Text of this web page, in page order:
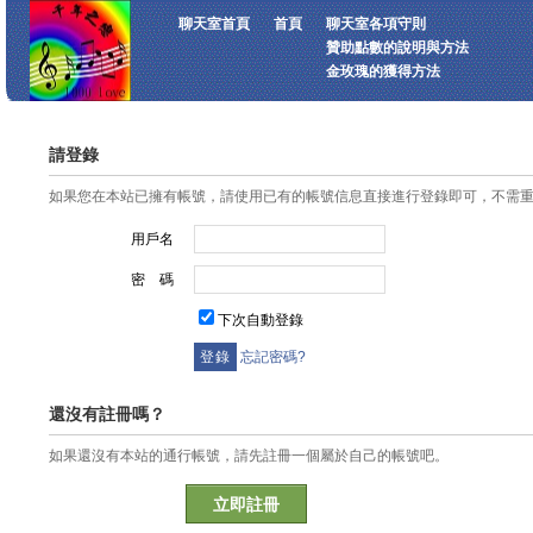
聊天室首頁 首頁
聊天室各項守則
贊助點數的說明與方法
金玫瑰的獲得方法
請登錄
如果您在本站已擁有帳號，請使用已有的帳號信息直接進行登錄即可，不需
用戶名
密 碼
下次自動登錄
忘記密碼?
還沒有註冊嗎？
如果還沒有本站的通行帳號，請先註冊一個屬於自己的帳號吧。
立即註冊